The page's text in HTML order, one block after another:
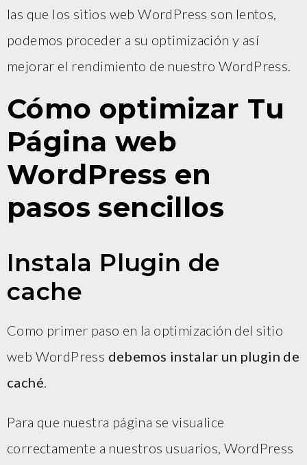
las que los sitios web WordPress son lentos,
podemos proceder a su optimización y así
mejorar el rendimiento de nuestro WordPress.
Cómo optimizar Tu
Página web
WordPress en
pasos sencillos
Instala Plugin de
cache
Como primer paso en la optimización del sitio
web WordPress debemos instalar un plugin de
caché.
Para que nuestra página se visualice
correctamente a nuestros usuarios, WordPress